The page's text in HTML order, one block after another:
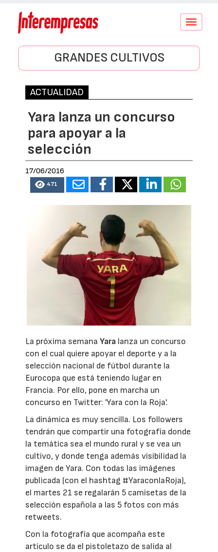
Conmutar
GRANDES CULTIVOS
ACTUALIDAD
Yara lanza un concurso
para apoyar a la
selección
17/06/2016
471
La próxima semanaYara lanza un concurso
con el cual quiere apoyar el deporte y a la
selección nacional de fútbol durante la
Eurocopa que está teniendo lugar en
Francia. Por ello, pone en marcha un
concurso en Twitter: 'Yara con la Roja'.
La dinámica es muy sencilla. Los followers
tendrán que compartir una fotografía donde
la temática sea el mundo rural y se vea un
cultivo, y donde tenga además visibilidad la
imagen de Yara. Con todas las imágenes
publicada (con el hashtag #YaraconlaRoja),
el martes 21 se regalarán 5 camisetas de la
selección española a las 5 fotos con más
retweets.
Con la fotografía que acompaña este
artículo se da el pistoletazo de salida al